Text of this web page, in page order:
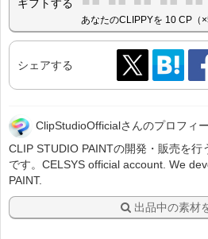
ギフトする
あなたのCLIPPYを 10 CP（
シェアする
ClipStudioOfficialさんのプロフィ
CLIP STUDIO PAINTの開発・販売を行
です。CELSYS official account. We
PAINT.
出品中の素材